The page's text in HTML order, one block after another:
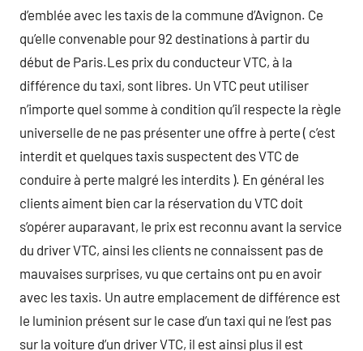
d’emblée avec les taxis de la commune d’Avignon. Ce
qu’elle convenable pour 92 destinations à partir du
début de Paris.Les prix du conducteur VTC, à la
différence du taxi, sont libres. Un VTC peut utiliser
n’importe quel somme à condition qu’il respecte la règle
universelle de ne pas présenter une offre à perte ( c’est
interdit et quelques taxis suspectent des VTC de
conduire à perte malgré les interdits ). En général les
clients aiment bien car la réservation du VTC doit
s’opérer auparavant, le prix est reconnu avant la service
du driver VTC, ainsi les clients ne connaissent pas de
mauvaises surprises, vu que certains ont pu en avoir
avec les taxis. Un autre emplacement de différence est
le luminion présent sur le case d’un taxi qui ne l’est pas
sur la voiture d’un driver VTC, il est ainsi plus il est